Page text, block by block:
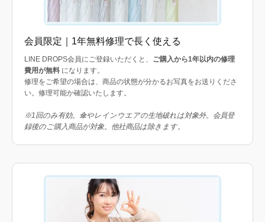
会員限定｜1年無料修理で長く使える
LINE DROPS会員にご登録いただくと、 ご購入から1年以内の修理
費用が無料 になります。
修理をご希望の場合は、商品の状態が分かるお写真をお送りくださ
い。修理可能か確認いたします。
※1回のみ有効。傘やレインウエアの生地破れは対象外。会員登
録後のご購入商品が対象。他社商品は除きます。